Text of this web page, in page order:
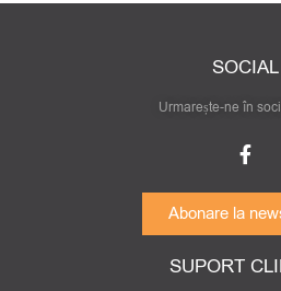
SOCIAL
Urmarește-ne în
Abonare la
SUPORT